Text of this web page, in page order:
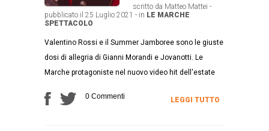
scritto da Matteo Mattei -
pubblicato il 25 Luglio 2021 - in LE MARCHE
SPETTACOLO
Valentino Rossi e il Summer Jamboree sono le giuste
dosi di allegria di Gianni Morandi e Jovanotti. Le
Marche protagoniste nel nuovo video hit dell'estate
0 Commenti LEGGI TUTTO